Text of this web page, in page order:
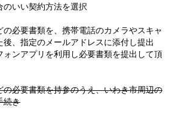
のいい契約方法を選択
の必要書類を、携帯電話のカメラやスキャ
後、指定のメールアドレスに添付し提出
ォンアプリを利用し必要書類を提出して頂
の必要書類を持参のうえ、いわき市周辺の
続き